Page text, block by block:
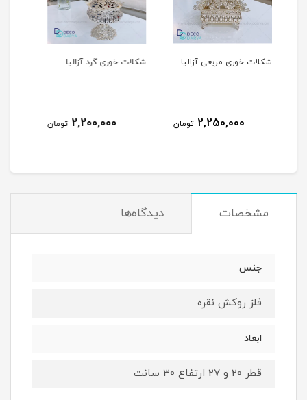
شکلات خوری گرد آزالیا
2,200,000
شیرینی خوری دوطبقه آزالیا
2,250,000
مشخصات دیدگاه‌ها
جنس
فلز روکش نقره
ابعاد
قطر 20 و 27 ارتفاع 30 سانت